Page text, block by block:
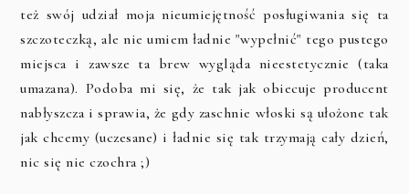
też swój udział moja nieumiejętność posługiwania się ta
szczoteczką, ale nie umiem ładnie "wypełnić" tego pustego
miejsca i zawsze ta brew wygląda nieestetycznie (taka
umazana). Podoba mi się, że tak jak obiecuje producent
nabłyszcza i sprawia, że gdy zaschnie włoski są ułożone tak
jak chcemy (uczesane) i ładnie się tak trzymają cały dzień,
nic się nie czochra ;)